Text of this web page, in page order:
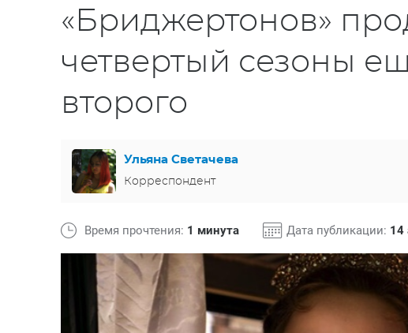
«Бриджертонов»
четвертый сезоны
второго
Ульяна Светачева
Корреспондент
Время прочтения: 1 минута Дата публикации: 14